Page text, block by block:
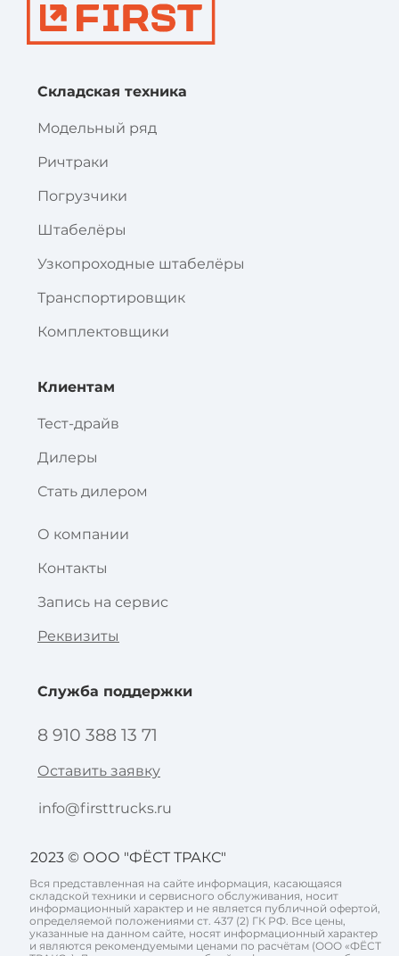
Складская техника
Модельный ряд
Ричтраки
Погрузчики
Штабелёры
Узкопроходные штабелёры
Транспортировщик
Комплектовщики
Клиентам
Тест-драйв
Дилеры
Стать дилером
О компании
Контакты
Запись на сервис
Реквизиты
Служба поддержки
8 910 388 13 71
Оставить заявку
info@firsttrucks.ru
2023 © ООО "ФЁСТ ТРАКС"
Вся представленная на сайте информация, касающаяся
складской техники и сервисного обслуживания, носит
информационный характер и не является публичной офертой,
определяемой положениями ст. 437 (2) ГК РФ. Все цены,
указанные на данном сайте, носят информационный характер
и являются рекомендуемыми ценами по расчётам (ООО «ФЁСТ